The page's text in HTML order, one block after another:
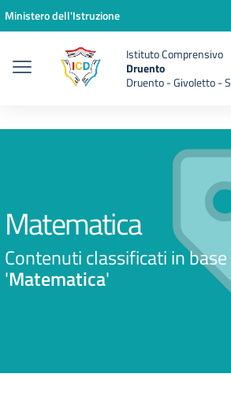
Vai ai contenuti
Vai al menu di navigazione
Vai al footer
Ministero dell'Istruzione
Istituto Comprensivo
Druento
Druento - Givoletto -
Matematica
Contenuti classificati in
'Matematica'